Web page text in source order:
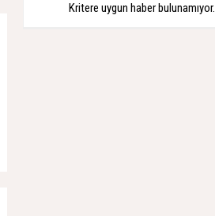
Kritere uygun haber bulunamıyor.